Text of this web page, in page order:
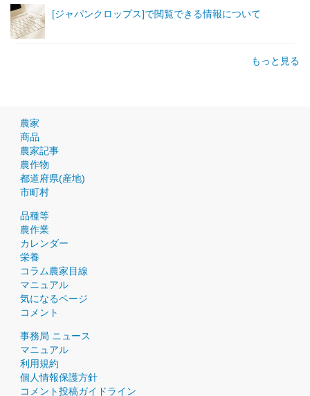
[ジャパンクロップス]で閲覧できる情報について
もっと見る
農家
商品
農家記事
農作物
都道府県(産地)
市町村
品種等
農作業
カレンダー
栄養
コラム農家目線
マニュアル
気になるページ
コメント
事務局 ニュース
マニュアル
利用規約
個人情報保護方針
コメント投稿ガイドライン